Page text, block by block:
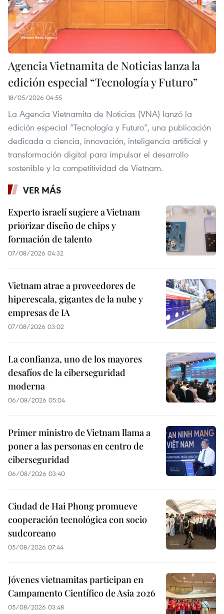
Agencia Vietnamita de Noticias lanza la
edición especial “Tecnología y Futuro”
18/05/2026 04:55
La Agencia Vietnamita de Noticias (VNA) lanzó la
edición especial “Tecnología y Futuro”, una publicación
dedicada a ciencia, innovación, inteligencia artificial y
transformación digital para impulsar el desarrollo
sostenible y la competitividad de Vietnam.
VER MÁS
Experto israelí sugiere a Vietnam
priorizar diseño de chips y
formación de talento
07/08/2026 04:32
Vietnam atrae a proveedores de
hiperescala, gigantes de la nube y
empresas de IA
07/08/2026 03:02
La confianza, uno de los mayores
desafíos de la ciberseguridad
moderna
06/08/2026 05:04
Primer ministro de Vietnam llama a
poner a las personas en centro de
ciberseguridad
06/08/2026 03:40
Ciudad de Hai Phong promueve
cooperación tecnológica con socio
sudcoreano
05/08/2026 07:44
Jóvenes vietnamitas participan en
Campamento Científico de Asia 2026
05/08/2026 03:48